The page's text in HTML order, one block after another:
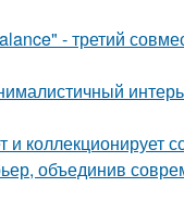
- третий
коллекционирует
объединив